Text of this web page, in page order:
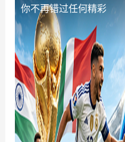
你不再错过任何精彩